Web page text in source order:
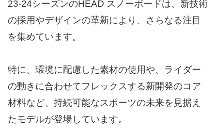
23-24シーズンのHEAD スノーボードは、新技術
の採用やデザインの革新により、さらなる注目
を集めています。
特に、環境に配慮した素材の使用や、ライダー
の動きに合わせてフレックスする新開発のコア
材料など、持続可能なスポーツの未来を見据え
たモデルが登場しています。